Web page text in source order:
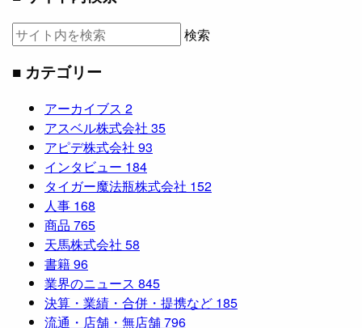
検索
■ カテゴリー
アーカイブス 2
アスベル株式会社 35
アピデ株式会社 93
インタビュー 184
タイガー魔法瓶株式会社 152
人事 168
商品 765
天馬株式会社 58
書籍96
業界のニュース 845
決算・業績・合併・提携など 185
流通・店舗・無店舗796